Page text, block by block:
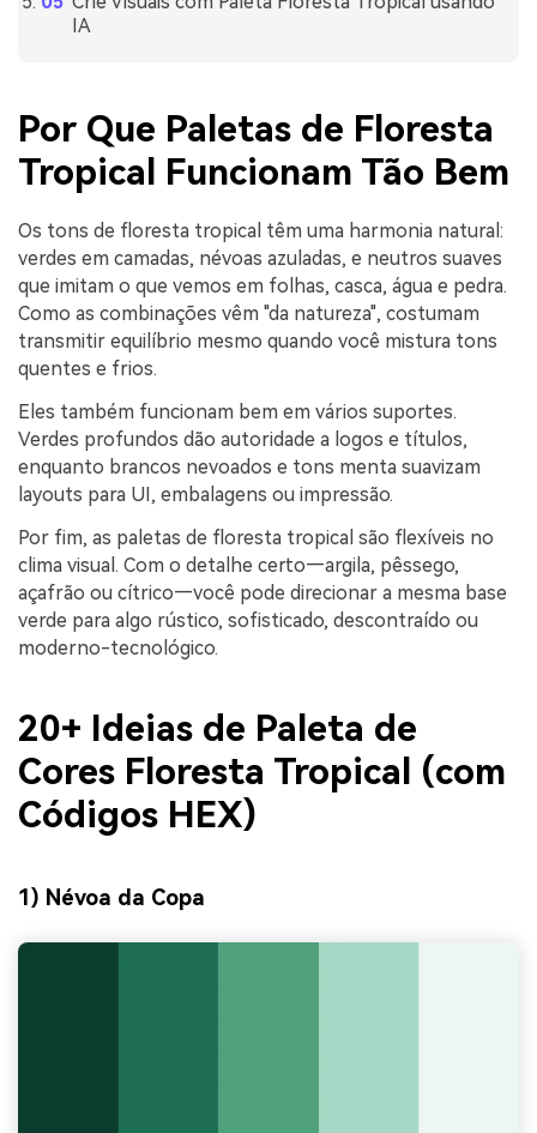
IA
Por Que Paletas de Floresta
Tropical Funcionam Tão Bem
Os tons de floresta tropical têm uma harmonia natural:
verdes em camadas, névoas azuladas, e neutros suaves
que imitam o que vemos em folhas, casca, água e pedra.
Como as combinações vêm "da natureza", costumam
transmitir equilíbrio mesmo quando você mistura tons
quentes e frios.
Eles também funcionam bem em vários suportes.
Verdes profundos dão autoridade a logos e títulos,
enquanto brancos nevoados e tons menta suavizam
layouts para UI, embalagens ou impressão.
Por fim, as paletas de floresta tropical são flexíveis no
clima visual. Com o detalhe certo—argila, pêssego,
açafrão ou cítrico—você pode direcionar a mesma base
verde para algo rústico, sofisticado, descontraído ou
moderno-tecnológico.
20+ Ideias de Paleta de
Cores Floresta Tropical (com
Códigos HEX)
1) Névoa da Copa